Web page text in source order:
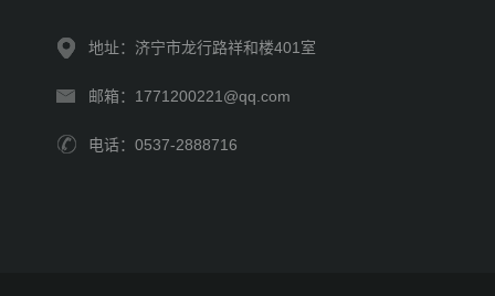
地址：济宁市龙行路祥和楼401室
邮箱：1771200221@qq.com
电话：0537-2888716